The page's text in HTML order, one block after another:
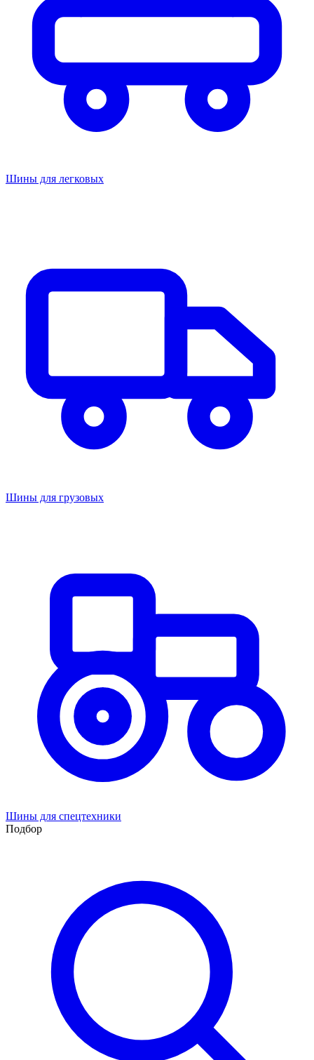
Шины для легковых
Шины для грузовых
Шины для спецтехники
Подбор